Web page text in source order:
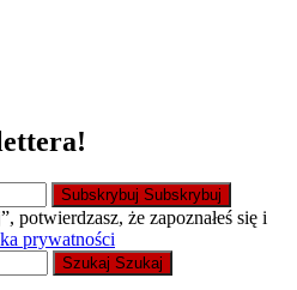
Subskrybuj Subskrybuj
potwierdzasz, że zapoznałeś się i
prywatności
Szukaj Szukaj